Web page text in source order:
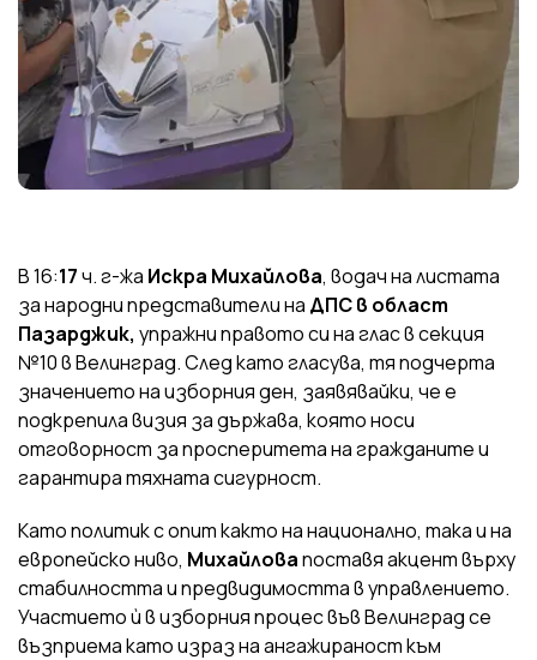
В 16:17ч. г-жа Искра Михайлова, водач на листата
за народни представители на ДПС в област
Пазарджик, упражни правото си на глас в секция
№10 в Велинград. След като гласува, тя подчерта
значението на изборния ден, заявявайки, че е
подкрепила визия за държава, която носи
отговорност за просперитета на гражданите и
гарантира тяхната сигурност.
Като политик с опит както на национално, така и на
европейско ниво, Михайловапоставя акцент върху
стабилността и предвидимостта в управлението.
Участието ѝ в изборния процес във Велинград се
възприема като израз на ангажираност към